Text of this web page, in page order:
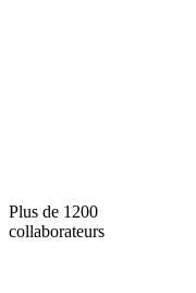
Plus de 1200
collaborateurs